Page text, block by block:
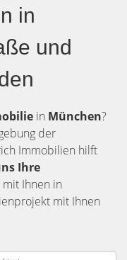
in
und
in München?
der
Immobilien hilft
Ihre
Ihnen in
mit Ihnen